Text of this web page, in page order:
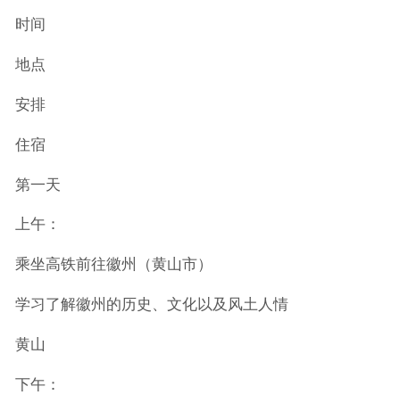
时间
地点
安排
住宿
第一天
上午：
乘坐高铁前往徽州（黄山市）
学习了解徽州的历史、文化以及风土人情
黄山
下午：